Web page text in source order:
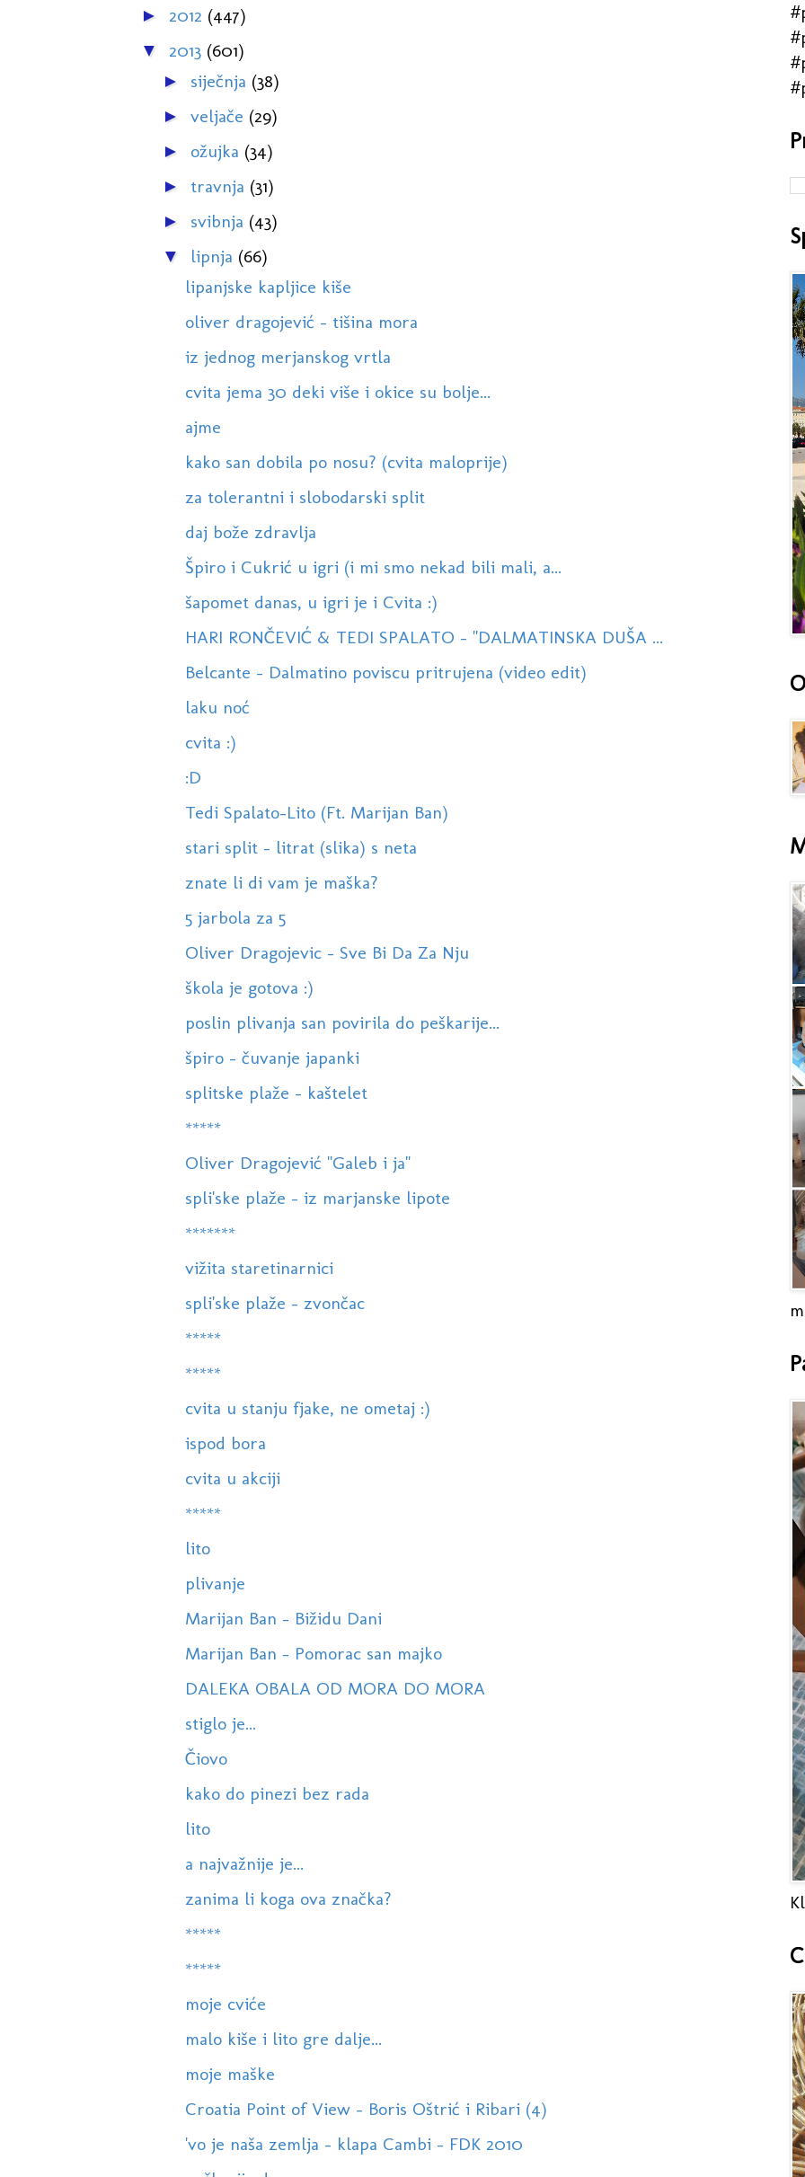
► 2012 (447)
▼ 2013 (601)
► siječnja (38)
► veljače (29)
► ožujka (34)
► travnja (31)
► svibnja (43)
▼ lipnja (66)
lipanjske kapljice kiše
oliver dragojević - tišina mora
iz jednog merjanskog vrtla
cvita jema 30 deki više i okice su bolje...
ajme
kako san dobila po nosu? (cvita maloprije)
za tolerantni i slobodarski split
daj bože zdravlja
Špiro i Cukrić u igri (i mi smo nekad bili mali, a...
šapomet danas, u igri je i Cvita :)
HARI RONČEVIĆ & TEDI SPALATO - ''DALMATINSKA DUŠA ...
Belcante - Dalmatino poviscu pritrujena (video edit)
laku noć
cvita :)
:D
Tedi Spalato-Lito (Ft. Marijan Ban)
stari split - litrat (slika) s neta
znate li di vam je maška?
5 jarbola za 5
Oliver Dragojevic - Sve Bi Da Za Nju
škola je gotova :)
poslin plivanja san povirila do peškarije...
špiro - čuvanje japanki
splitske plaže - kaštelet
*****
Oliver Dragojević "Galeb i ja"
spli'ske plaže - iz marjanske lipote
*******
vižita staretinarnici
spli'ske plaže - zvončac
*****
*****
cvita u stanju fjake, ne ometaj :)
ispod bora
cvita u akciji
*****
lito
plivanje
Marijan Ban - Bižidu Dani
Marijan Ban - Pomorac san majko
DALEKA OBALA OD MORA DO MORA
stiglo je...
Čiovo
kako do pinezi bez rada
lito
a najvažnije je...
zanima li koga ova značka?
*****
*****
moje cviće
malo kiše i lito gre dalje...
moje maške
Croatia Point of View - Boris Oštrić i Ribari (4)
'vo je naša zemlja - klapa Cambi - FDK 2010